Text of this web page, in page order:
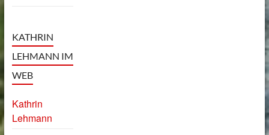
KATHRIN
LEHMANN IM
WEB
Kathrin
Lehmann